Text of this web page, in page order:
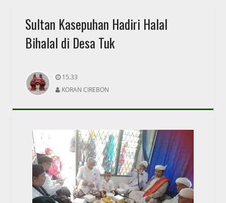
Sultan Kasepuhan Hadiri Halal
Bihalal di Desa Tuk
15.33
KORAN CIREBON